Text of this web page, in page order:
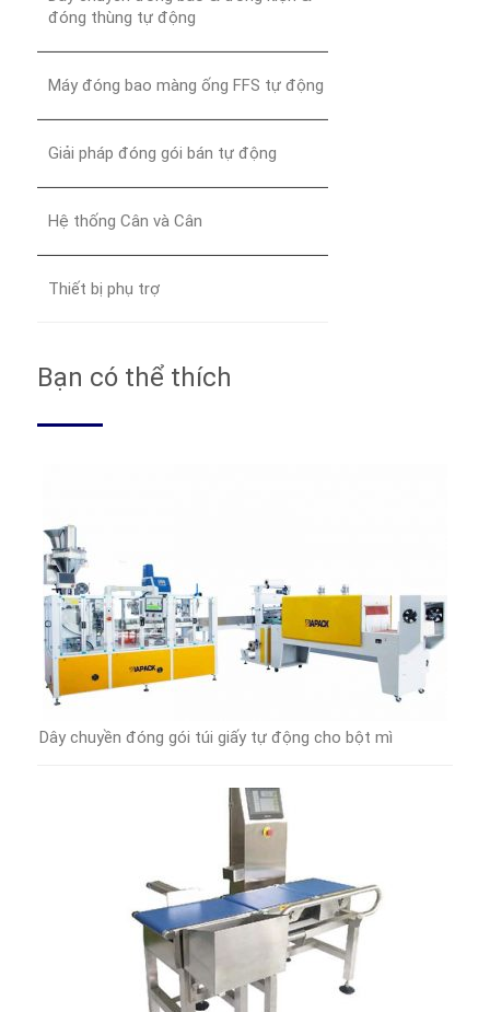
đóng thùng tự động
Máy đóng bao màng ống FFS tự động
Giải pháp đóng gói bán tự động
Hệ thống Cân và Cân
Thiết bị phụ trợ
Bạn có thể thích
Dây chuyền đóng gói túi giấy tự động cho bột mì